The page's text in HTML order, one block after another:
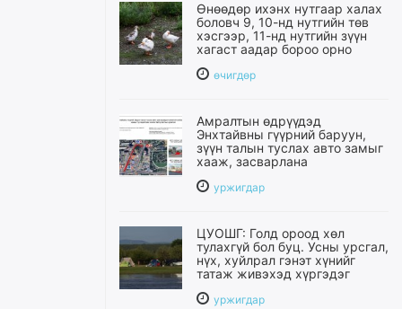
Өнөөдөр ихэнх нутгаар халах
боловч 9, 10-нд нутгийн төв
хэсгээр, 11-нд нутгийн зүүн
хагаст аадар бороо орно
өчигдѳр
Амралтын өдрүүдэд
Энхтайвны гүүрний баруун,
зүүн талын туслах авто замыг
хааж, засварлана
уржигдар
ЦУОШГ: Голд ороод хөл
тулахгүй бол буц. Усны урсгал,
нүх, хуйлрал гэнэт хүнийг
татаж живэхэд хүргэдэг
уржигдар